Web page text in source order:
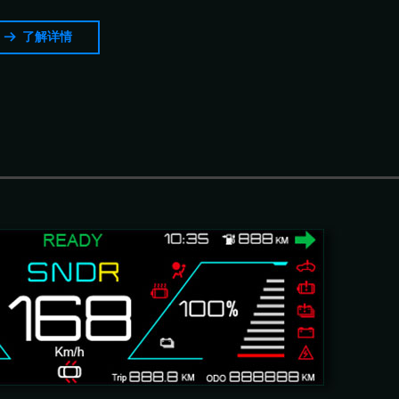
뀠 了解详情